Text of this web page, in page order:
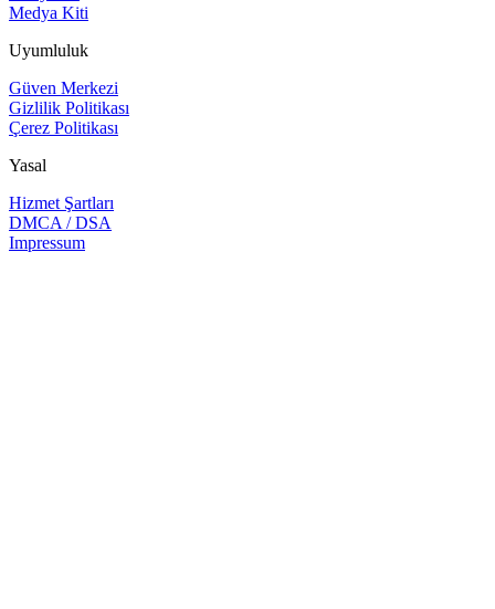
Medya Kiti
Uyumluluk
Güven Merkezi
Gizlilik Politikası
Çerez Politikası
Yasal
Hizmet Şartları
DMCA / DSA
Impressum